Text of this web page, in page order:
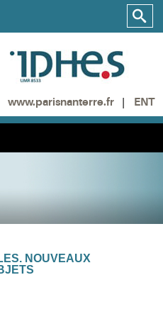
www.parisnanterre.fr ENT
NOUVEAUX